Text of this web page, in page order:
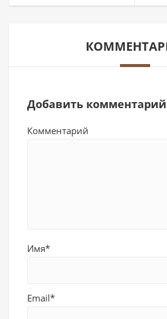
Добавить комментарий
Комментарий
Имя*
Email*